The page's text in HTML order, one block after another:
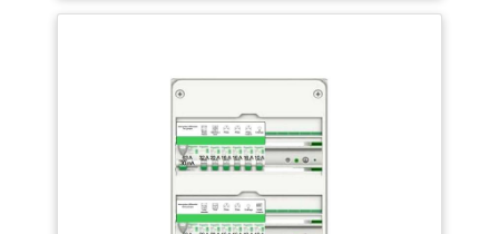
permettant d'ajouter facilement de nouveaux